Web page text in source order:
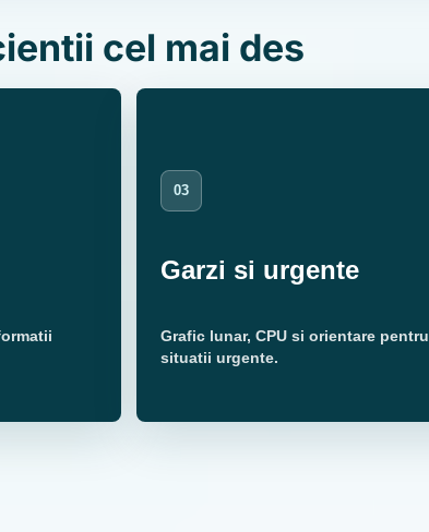
cel mai des
03
Garzi si urgente
Grafic lunar, CPU si orientare pentru
situatii urgente.